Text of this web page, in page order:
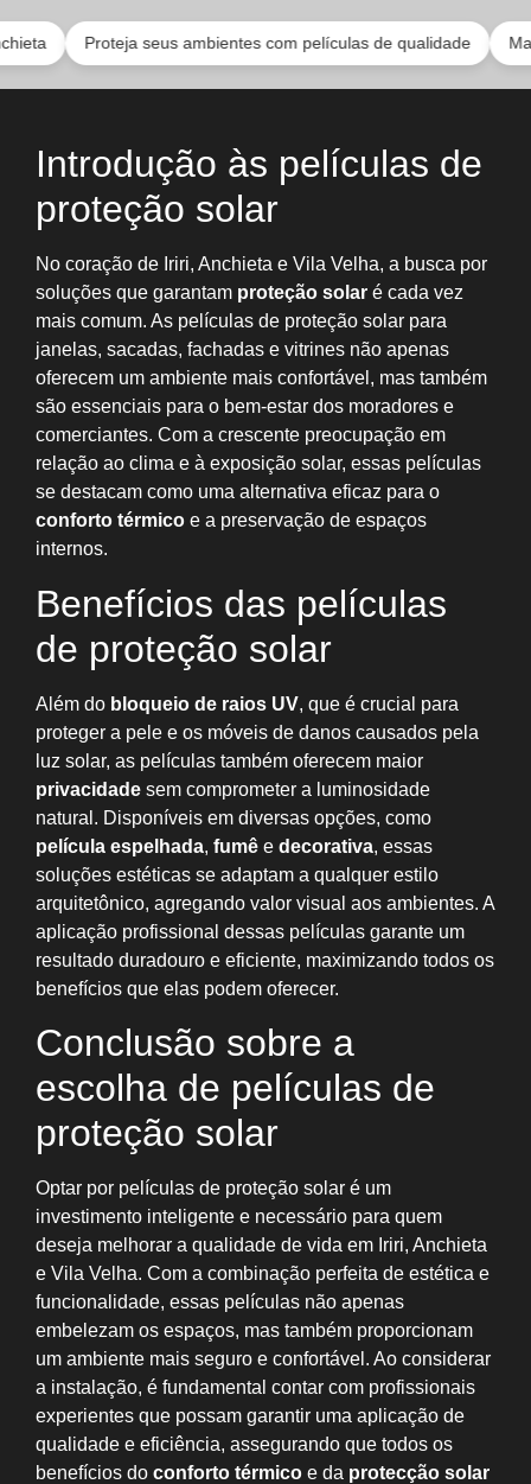
Proteja seus ambientes com películas de qualidade Mais
Introdução às películas de
proteção solar
No coração de Iriri, Anchieta e Vila Velha, a busca por
soluções que garantam proteção solar é cada vez
mais comum. As películas de proteção solar para
janelas, sacadas, fachadas e vitrines não apenas
oferecem um ambiente mais confortável, mas também
são essenciais para o bem-estar dos moradores e
comerciantes. Com a crescente preocupação em
relação ao clima e à exposição solar, essas películas
se destacam como uma alternativa eficaz para o
conforto térmico e a preservação de espaços
internos.
Benefícios das películas
de proteção solar
Além do bloqueio de raios UV, que é crucial para
proteger a pele e os móveis de danos causados pela
luz solar, as películas também oferecem maior
privacidade sem comprometer a luminosidade
natural. Disponíveis em diversas opções, como
película espelhada, fumê e decorativa, essas
soluções estéticas se adaptam a qualquer estilo
arquitetônico, agregando valor visual aos ambientes. A
aplicação profissional dessas películas garante um
resultado duradouro e eficiente, maximizando todos os
benefícios que elas podem oferecer.
Conclusão sobre a
escolha de películas de
proteção solar
Optar por películas de proteção solar é um
investimento inteligente e necessário para quem
deseja melhorar a qualidade de vida em Iriri, Anchieta
e Vila Velha. Com a combinação perfeita de estética e
funcionalidade, essas películas não apenas
embelezam os espaços, mas também proporcionam
um ambiente mais seguro e confortável. Ao considerar
a instalação, é fundamental contar com profissionais
experientes que possam garantir uma aplicação de
qualidade e eficiência, assegurando que todos os
benefícios do conforto térmico e da protecção solar